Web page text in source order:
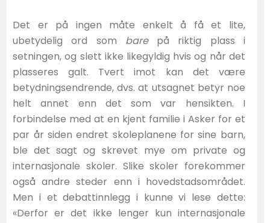
Det er på ingen måte enkelt å få et lite,
ubetydelig ord som barepå riktig plass i
setningen, og slett ikke likegyldig hvis og når det
plasseres galt. Tvert imot kan det være
betydningsendrende, dvs. at utsagnet betyr noe
helt annet enn det som var hensikten. I
forbindelse med at en kjent familie i Asker for et
par år siden endret skoleplanene for sine barn,
ble det sagt og skrevet mye om private og
internasjonale skoler. Slike skoler forekommer
også andre steder enn i hovedstadsområdet.
Men i et debattinnlegg i kunne vi lese dette:
«Derfor er det ikke lenger kun internasjonale